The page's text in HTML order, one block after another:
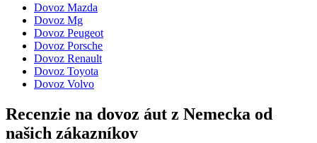
Dovoz Mazda
Dovoz Mg
Dovoz Peugeot
Dovoz Porsche
Dovoz Renault
Dovoz Toyota
Dovoz Volvo
Recenzie na dovoz áut z Nemecka od
našich zákazníkov